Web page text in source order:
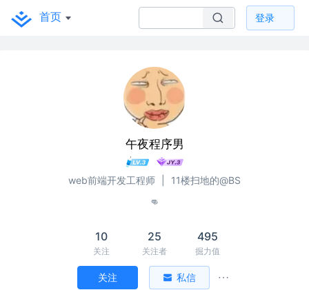
首页 登录
午夜程序男
web前端开发工程师
11楼扫地的@BS
👊
10
关注
25
关注者
495
掘力值
关注 私信